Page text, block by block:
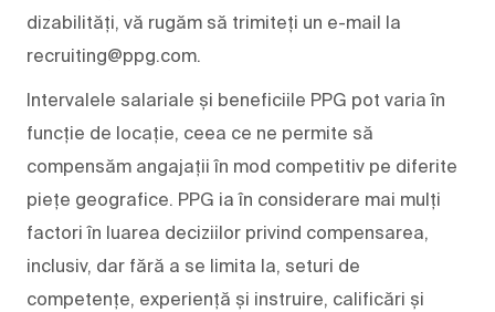
dizabilități, vă rugăm să trimiteți un e-mail la
recruiting@ppg.com.
Intervalele salariale și beneficiile PPG pot varia în
funcție de locație, ceea ce ne permite să
compensăm angajații în mod competitiv pe diferite
piețe geografice. PPG ia în considerare mai mulți
factori în luarea deciziilor privind compensarea,
inclusiv, dar fără a se limita la, seturi de
competențe, experiență și instruire, calificări și